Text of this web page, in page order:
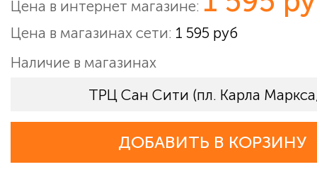
Цена в интернет магазине:
Цена в магазинах сети: 1 595 руб
Наличие в магазинах
ТРЦ Сан Сити (пл. Карла
ДОБАВИТЬ В КОРЗИНУ